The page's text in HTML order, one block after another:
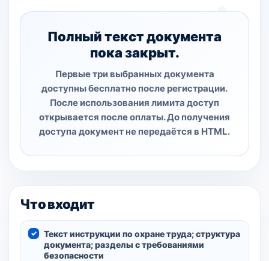
Полный текст документа
пока закрыт.
Первые три выбранных документа
доступны бесплатно после регистрации.
После использования лимита доступ
открывается после оплаты. До получения
доступа документ не передаётся в HTML.
Что входит
Текст инструкции по охране труда; структура
документа; разделы с требованиями
безопасности